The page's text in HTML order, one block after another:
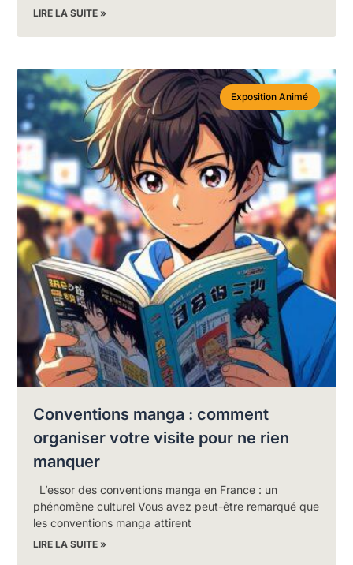
LIRE LA SUITE »
Exposition Animé
Conventions manga : comment
organiser votre visite pour ne rien
manquer
L’essor des conventions manga en France : un
phénomène culturel Vous avez peut-être remarqué que
les conventions manga attirent
LIRE LA SUITE »